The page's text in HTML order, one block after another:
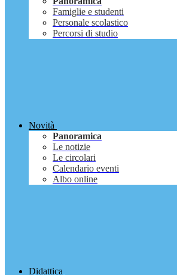
Famiglie e studenti
Personale scolastico
Percorsi di studio
Novità
Panoramica
Le notizie
Le circolari
Calendario eventi
Albo online
Didattica